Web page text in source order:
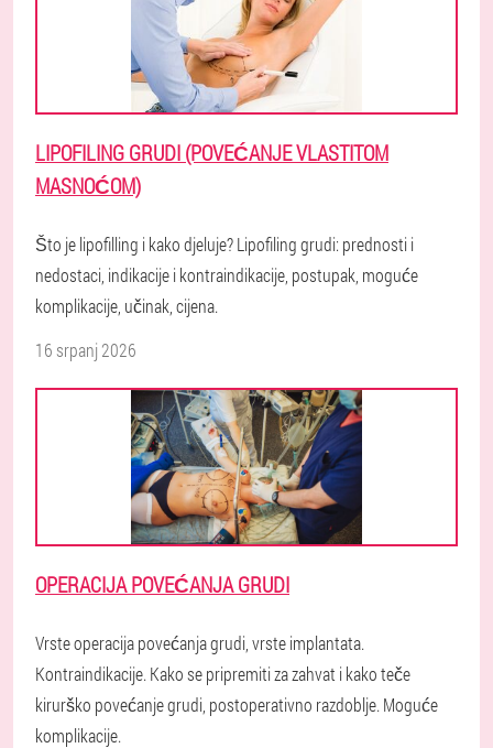
LIPOFILING GRUDI (POVEĆANJE VLASTITOM
MASNOĆOM)
Što je lipofilling i kako djeluje? Lipofiling grudi: prednosti i
nedostaci, indikacije i kontraindikacije, postupak, moguće
komplikacije, učinak, cijena.
16 srpanj 2026
OPERACIJA POVEĆANJA GRUDI
Vrste operacija povećanja grudi, vrste implantata.
Kontraindikacije. Kako se pripremiti za zahvat i kako teče
kirurško povećanje grudi, postoperativno razdoblje. Moguće
komplikacije.